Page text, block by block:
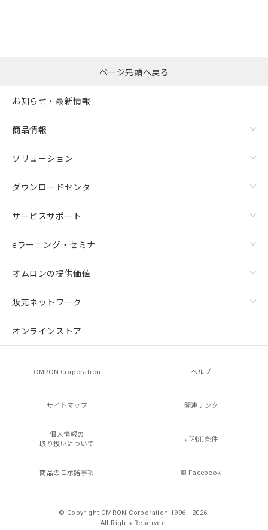
ページ先頭へ戻る
お知らせ・最新情報
商品情報
ソリューション
ダウンロードセンタ
サービスサポート
eラーニング・セミナ
オムロンの提供価値
販売ネットワーク
オンラインストア
OMRON Corporation ヘルプ
サイトマップ 関連リンク
個人情報の
取り扱いについて
ご利用条件
商品のご承諾事項 Facebook
© Copyright OMRON Corporation 1996 - 2026.
All Rights Reserved.